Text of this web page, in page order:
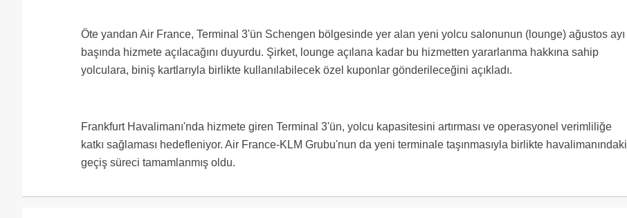
Öte yandan Air France, Terminal 3'ün Schengen bölgesinde yer alan yeni yolcu salonunun (lounge) ağustos ayı
başında hizmete açılacağını duyurdu. Şirket, lounge açılana kadar bu hizmetten yararlanma hakkına sahip
yolculara, biniş kartlarıyla birlikte kullanılabilecek özel kuponlar gönderileceğini açıkladı.
Frankfurt Havalimanı'nda hizmete giren Terminal 3'ün, yolcu kapasitesini artırması ve operasyonel verimliliğe
katkı sağlaması hedefleniyor. Air France-KLM Grubu'nun da yeni terminale taşınmasıyla birlikte havalimanındaki
geçiş süreci tamamlanmış oldu.